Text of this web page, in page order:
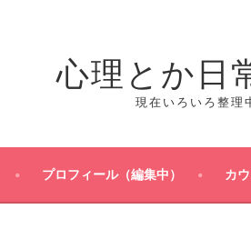
心理とか日
現在いろいろ整理
プロフィール（編集中） カ